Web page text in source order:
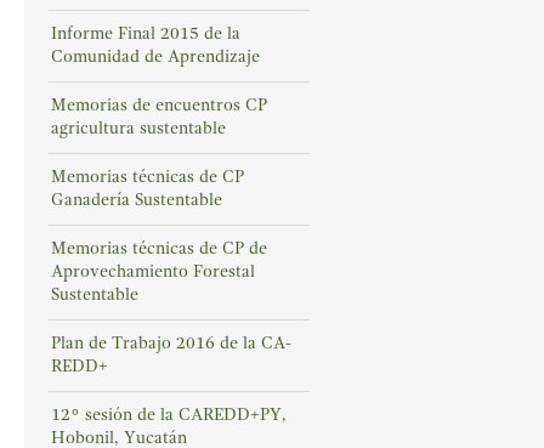
Informe Final 2015 de la
Comunidad de Aprendizaje
Memorias de encuentros CP
agricultura sustentable
Memorias técnicas de CP
Ganadería Sustentable
Memorias técnicas de CP de
Aprovechamiento Forestal
Sustentable
Plan de Trabajo 2016 de la CA-
REDD+
12° sesión de la CAREDD+PY,
Hobonil, Yucatán